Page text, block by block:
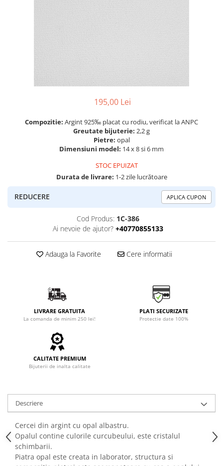
Bratari Argint
Bratari de Mana
Bratari de Glezna
Bratari cu Pietre
VEZI TOATE BIJUTERIILE ELMIO
195,00 Lei
Compozitie: Argint 925‰ placat cu rodiu, verificat la ANPC
Greutate bijuterie: 2,2 g
Pietre: opal
Dimensiuni model: 14 x 8 si 6 mm
STOC EPUIZAT
Durata de livrare: 1-2 zile lucrătoare
REDUCERE APLICA CUPON
Cod Produs: 1C-386
Ai nevoie de ajutor? +40770855133
Adauga la Favorite Cere informatii
LIVRARE GRATUITA
La comanda de minim 250 lei!
PLATI SECURIZATE
Protectie date 100%
CALITATE PREMIUM
Bijuterii de inalta calitate
Descriere
Cercei din argint cu opal albastru.
Opalul contine culorile curcubeului, este cristalul
schimbarii.
Piatra opal este creata in laborator, structura si